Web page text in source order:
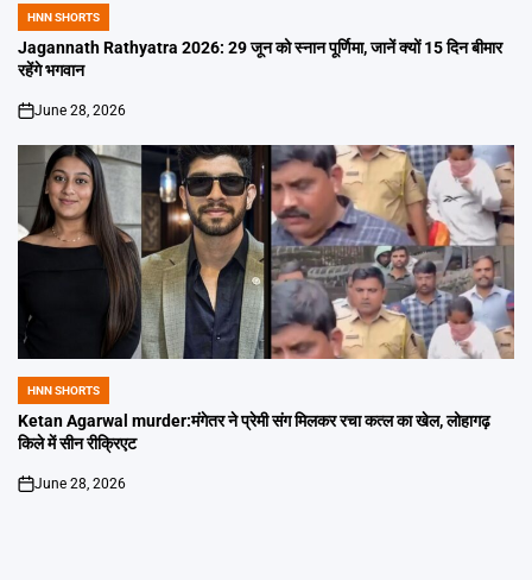
POSTED
IN
HNN SHORTS
Jagannath Rathyatra 2026: 29 जून को स्नान पूर्णिमा, जानें क्यों 15 दिन बीमार
रहेंगे भगवान
on
June 28, 2026
POSTED
IN
HNN SHORTS
Ketan Agarwal murder:मंगेतर ने प्रेमी संग मिलकर रचा कत्ल का खेल, लोहागढ़
किले में सीन रीक्रिएट
on
June 28, 2026